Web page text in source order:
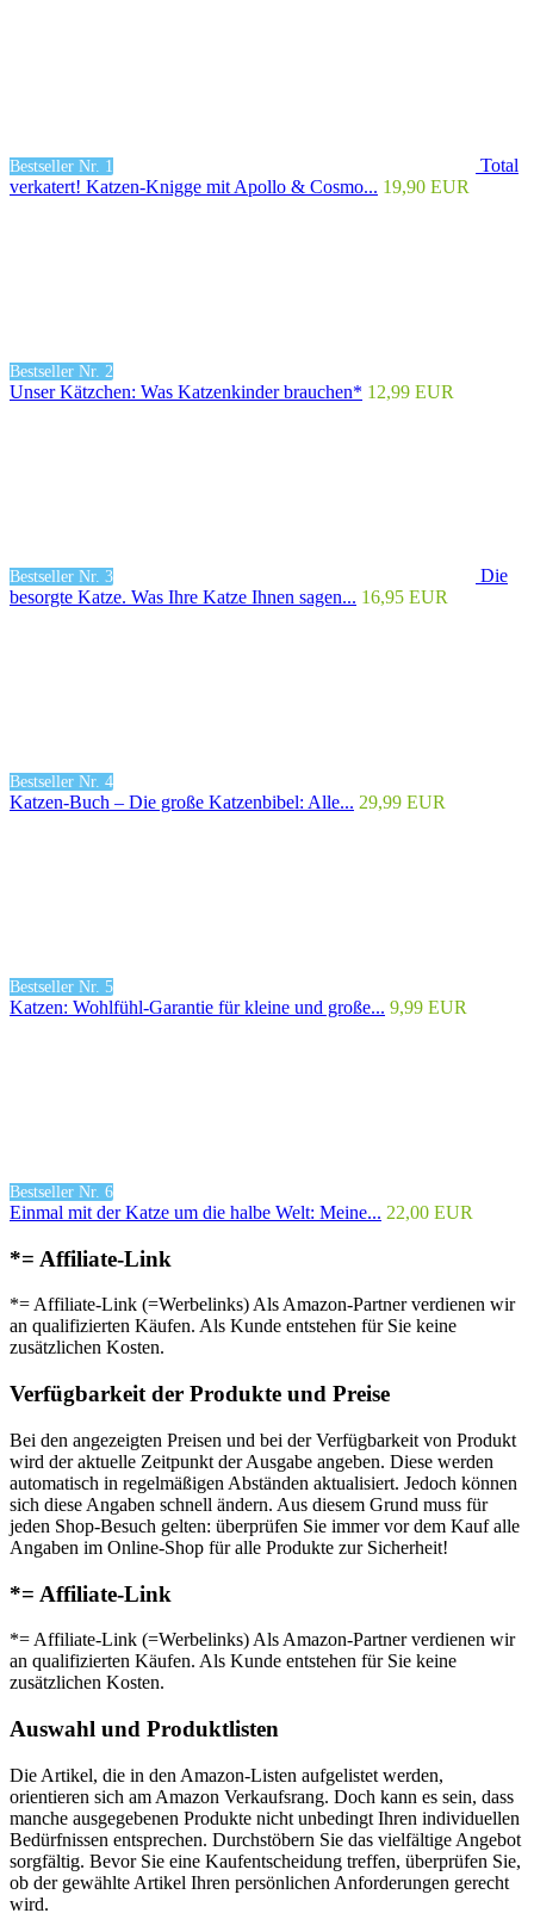
Bestseller Nr. 1
Total
verkatert! Katzen-Knigge mit Apollo & Cosmo... 19,90 EUR
Bestseller Nr. 2
Unser Kätzchen: Was Katzenkinder brauchen* 12,99 EUR
Bestseller Nr. 3
Die
besorgte Katze. Was Ihre Katze Ihnen sagen... 16,95 EUR
Bestseller Nr. 4
Katzen-Buch – Die große Katzenbibel: Alle... 29,99 EUR
Bestseller Nr. 5
Katzen: Wohlfühl-Garantie für kleine und große... 9,99 EUR
Bestseller Nr. 6
Einmal mit der Katze um die halbe Welt: Meine... 22,00 EUR
*= Affiliate-Link
*= Affiliate-Link (=Werbelinks) Als Amazon-Partner verdienen wir
an qualifizierten Käufen. Als Kunde entstehen für Sie keine
zusätzlichen Kosten.
Verfügbarkeit der Produkte und Preise
Bei den angezeigten Preisen und bei der Verfügbarkeit von Produkt
wird der aktuelle Zeitpunkt der Ausgabe angeben. Diese werden
automatisch in regelmäßigen Abständen aktualisiert. Jedoch können
sich diese Angaben schnell ändern. Aus diesem Grund muss für
jeden Shop-Besuch gelten: überprüfen Sie immer vor dem Kauf alle
Angaben im Online-Shop für alle Produkte zur Sicherheit!
*= Affiliate-Link
*= Affiliate-Link (=Werbelinks) Als Amazon-Partner verdienen wir
an qualifizierten Käufen. Als Kunde entstehen für Sie keine
zusätzlichen Kosten.
Auswahl und Produktlisten
Die Artikel, die in den Amazon-Listen aufgelistet werden,
orientieren sich am Amazon Verkaufsrang. Doch kann es sein, dass
manche ausgegebenen Produkte nicht unbedingt Ihren individuellen
Bedürfnissen entsprechen. Durchstöbern Sie das vielfältige Angebot
sorgfältig. Bevor Sie eine Kaufentscheidung treffen, überprüfen Sie,
ob der gewählte Artikel Ihren persönlichen Anforderungen gerecht
wird.